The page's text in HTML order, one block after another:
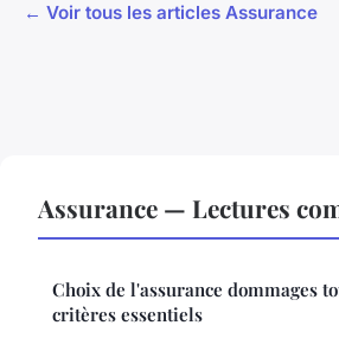
← Voir tous les articles Assurance
Assurance — Lectures
Choix de l'assurance dommages
critères essentiels